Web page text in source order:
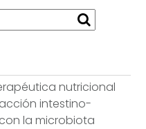
nutricional
intestino-
la microbiota